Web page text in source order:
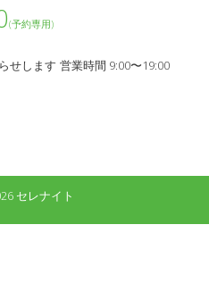
(予約専用)
せします 営業時間 9:00〜19:00
セレナイト